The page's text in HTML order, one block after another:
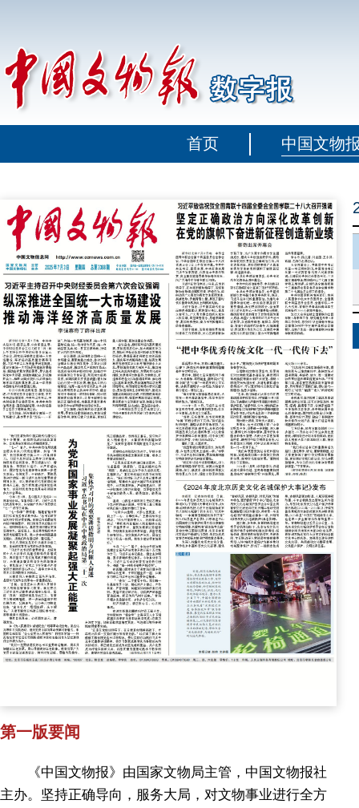
首页 中国文物
第一版要闻
《中国文物报》由国家文物局主管，中国文物报社
主办。坚持正确导向，服务大局，对文物事业进行全方